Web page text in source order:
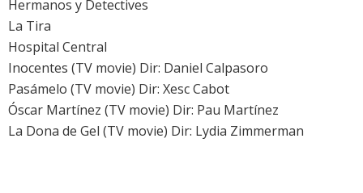
Hermanos y Detectives
La Tira
Hospital Central
Inocentes (TV movie) Dir: Daniel Calpasoro
Pasámelo (TV movie) Dir: Xesc Cabot
Óscar Martínez (TV movie) Dir: Pau Martínez
La Dona de Gel (TV movie) Dir: Lydia Zimmerman